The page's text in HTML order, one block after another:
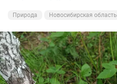
Природа Новосибирская область